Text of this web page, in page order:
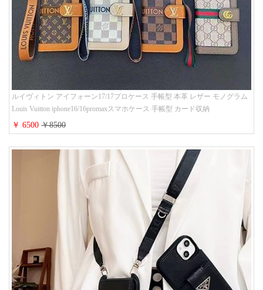
ルイヴィトン アイフォーン17/17プロケース 手帳型 本革 レザー モノグラム
Louis Vuitton iphone16/16promaxスマホケース 手帳型 カード収納
iphone15/14/13ケース ビジネス風 GUCCI galaxy s26/s25/s24ケース 手帳型 大
人 可愛い
￥ 6500￥8500